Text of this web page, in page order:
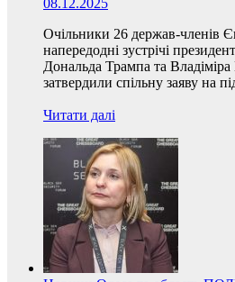
Очільники 26 держав-членів
напередодні зустрічі
Дональда Трампа та
затвердили спільну заяву на
Читати далі